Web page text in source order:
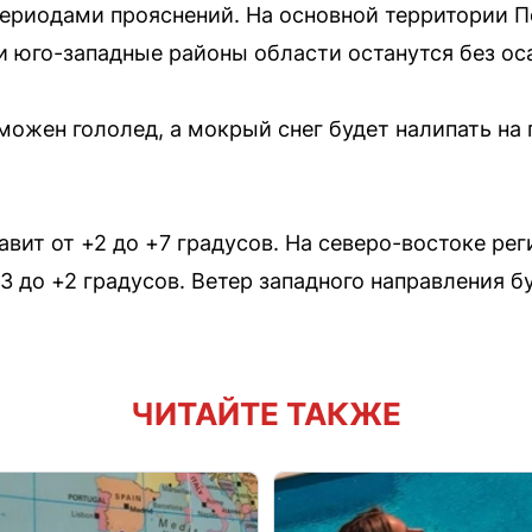
прояснений. На основной территории
западные районы области останутся без
гололед, а мокрый снег будет налипать на
от +2 до +7 градусов. На северо-востоке
+2 градусов. Ветер западного направления
ЧИТАЙТЕ ТАКЖЕ